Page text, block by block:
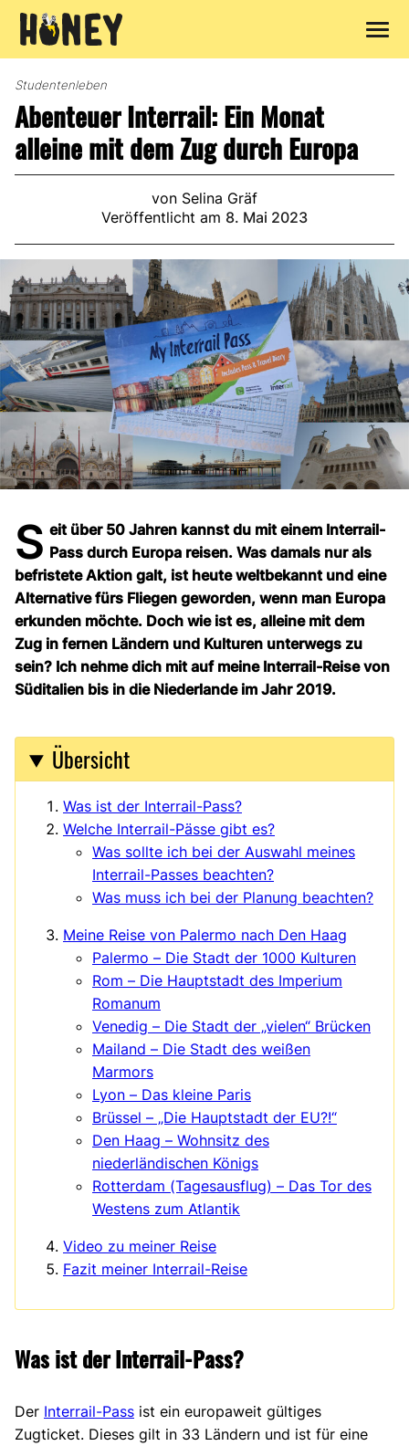
Inhalt
Studentenleben
Abenteuer Interrail: Ein Monat
alleine mit dem Zug durch Europa
von Selina Gräf
Veröffentlicht am 8. Mai 2023
S eit über 50 Jahren kannst du mit einem Interrail-
Pass durch Europa reisen. Was damals nur als
befristete Aktion galt, ist heute weltbekannt und eine
Alternative fürs Fliegen geworden, wenn man Europa
erkunden möchte. Doch wie ist es, alleine mit dem
Zug in fernen Ländern und Kulturen unterwegs zu
sein? Ich nehme dich mit auf meine Interrail-Reise von
Süditalien bis in die Niederlande im Jahr 2019.
Übersicht
Was ist der Interrail-Pass?
Welche Interrail-Pässe gibt es?
Was sollte ich bei der Auswahl meines
Interrail-Passes beachten?
Was muss ich bei der Planung beachten?
Meine Reise von Palermo nach Den Haag
Palermo – Die Stadt der 1000 Kulturen
Rom – Die Hauptstadt des Imperium
Romanum
Venedig – Die Stadt der „vielen“ Brücken
Mailand – Die Stadt des weißen
Marmors
Lyon – Das kleine Paris
Brüssel – „Die Hauptstadt der EU?!“
Den Haag – Wohnsitz des
niederländischen Königs
Rotterdam (Tagesausflug) – Das Tor des
Westens zum Atlantik
Video zu meiner Reise
Fazit meiner Interrail-Reise
Was ist der Interrail-Pass?
Der Interrail-Pass ist ein europaweit gültiges
Zugticket. Dieses gilt in 33 Ländern und ist für eine